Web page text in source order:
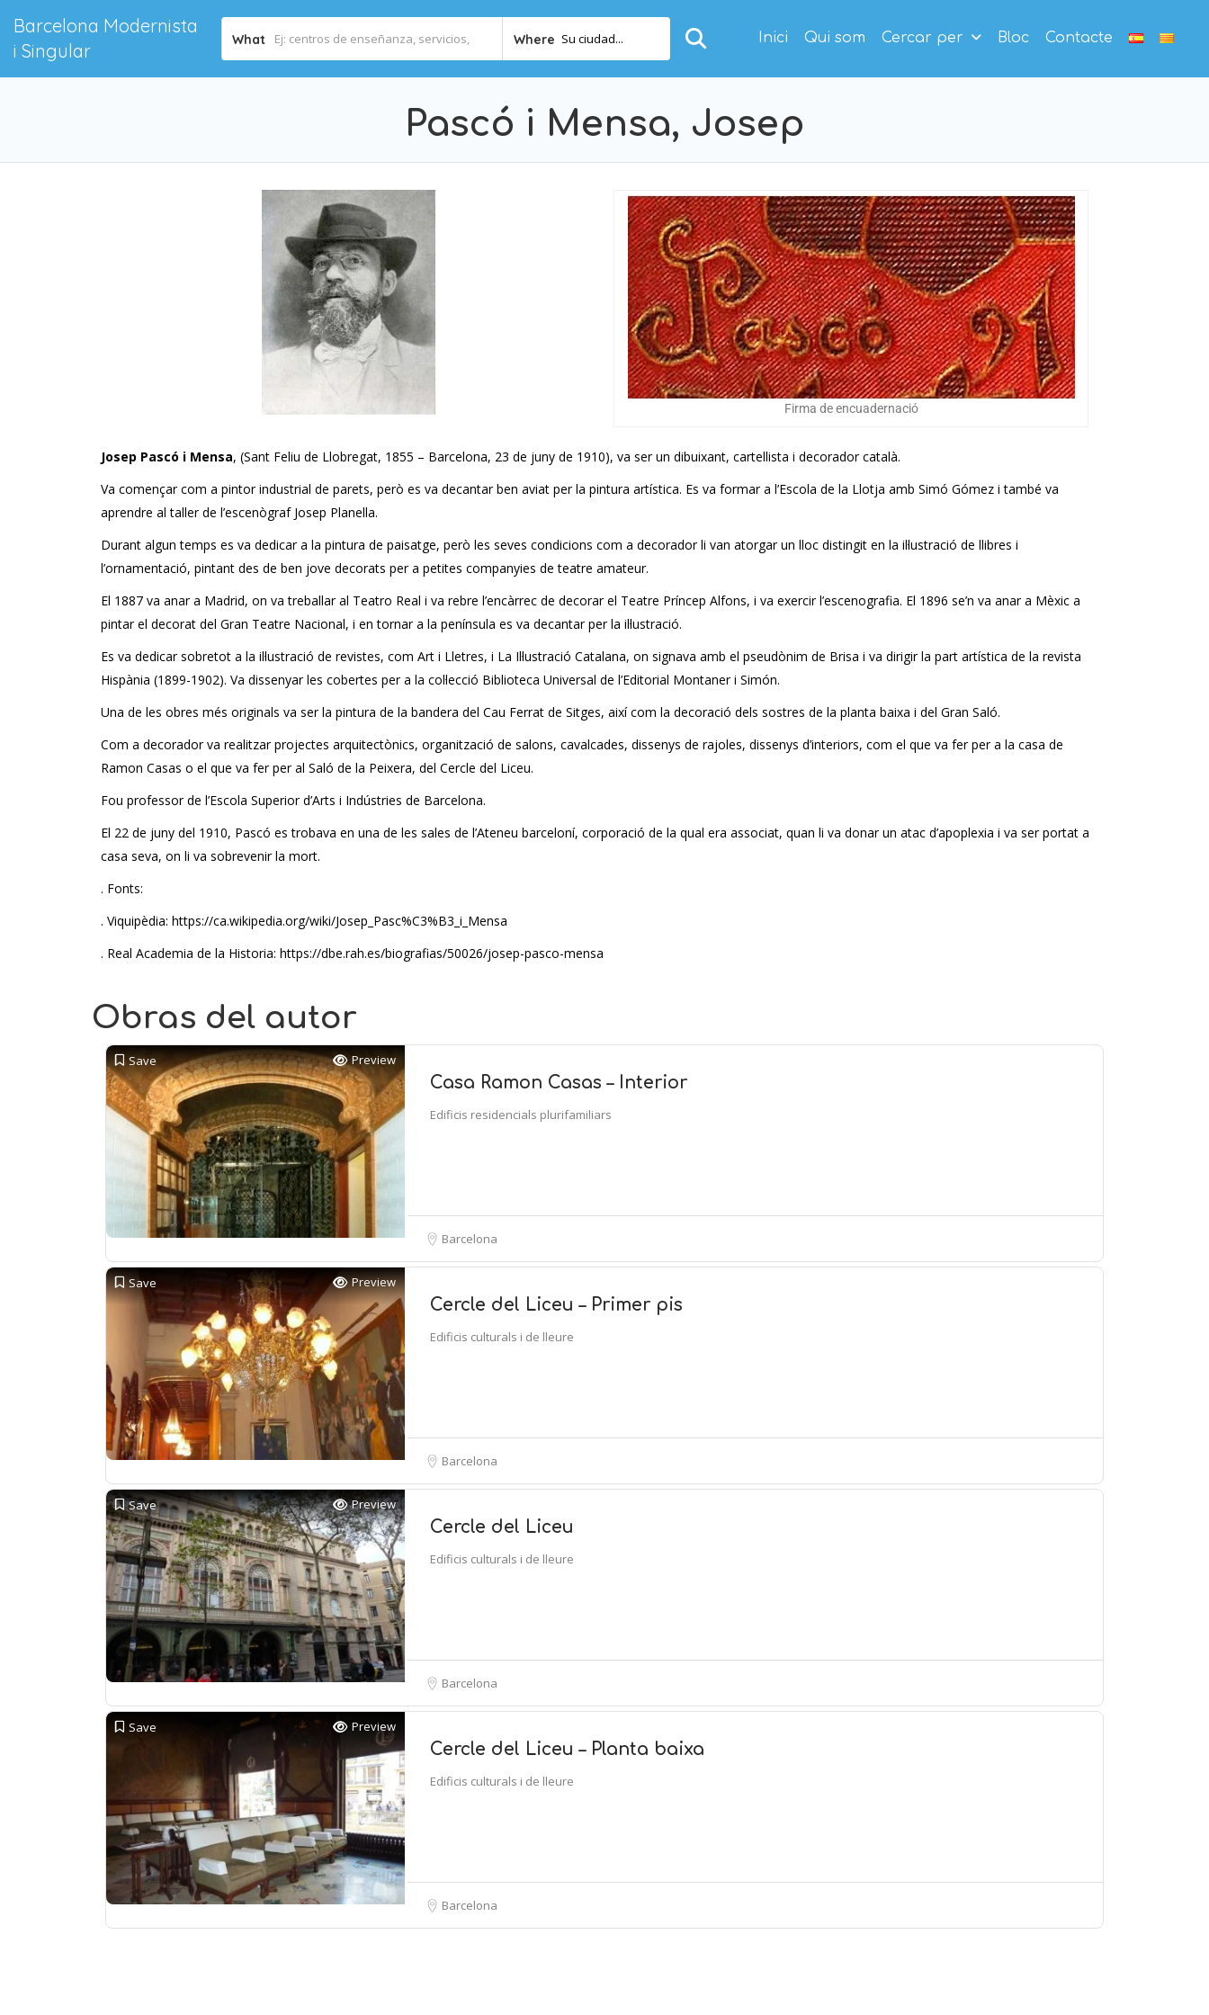
Barcelona Modernista
i Singular
What Where Su ciudad... Inici Qui som Cercar per Bloc Contacte
Pascó i Mensa, Josep
Firma de encuadernació
Josep Pascó i Mensa, (Sant Feliu de Llobregat, 1855 – Barcelona, ​​23 de juny de 1910), va ser un dibuixant, cartellista i decorador català.
Va començar com a pintor industrial de parets, però es va decantar ben aviat per la pintura artística. Es va formar a l’Escola de la Llotja amb Simó Gómez i també va
aprendre al taller de l’escenògraf Josep Planella.
Durant algun temps es va dedicar a la pintura de paisatge, però les seves condicions com a decorador li van atorgar un lloc distingit en la il·lustració de llibres i
l’ornamentació, pintant des de ben jove decorats per a petites companyies de teatre amateur.
El 1887 va anar a Madrid, on va treballar al Teatro Real i va rebre l’encàrrec de decorar el Teatre Príncep Alfons, i va exercir l’escenografia. El 1896 se’n va anar a Mèxic a
pintar el decorat del Gran Teatre Nacional, i en tornar a la península es va decantar per la il·lustració.
Es va dedicar sobretot a la il·lustració de revistes, com Art i Lletres, i La Il·lustració Catalana, on signava amb el pseudònim de Brisa i va dirigir la part artística de la revista
Hispània (1899-1902). Va dissenyar les cobertes per a la col·lecció Biblioteca Universal de l’Editorial Montaner i Simón.
Una de les obres més originals va ser la pintura de la bandera del Cau Ferrat de Sitges, així com la decoració dels sostres de la planta baixa i del Gran Saló.
Com a decorador va realitzar projectes arquitectònics, organització de salons, cavalcades, dissenys de rajoles, dissenys d’interiors, com el que va fer per a la casa de
Ramon Casas o el que va fer per al Saló de la Peixera, del Cercle del Liceu.
Fou professor de l’Escola Superior d’Arts i Indústries de Barcelona.
El 22 de juny del 1910, Pascó es trobava en una de les sales de l’Ateneu barceloní, corporació de la qual era associat, quan li va donar un atac d’apoplexia i va ser portat a
casa seva, on li va sobrevenir la mort.
. Fonts:
. Viquipèdia: https://ca.wikipedia.org/wiki/Josep_Pasc%C3%B3_i_Mensa
. Real Academia de la Historia: https://dbe.rah.es/biografias/50026/josep-pasco-mensa
Obras del autor
Save Preview
Casa Ramon Casas – Interior
Edificis residencials plurifamiliars
Barcelona
Save Preview
Cercle del Liceu – Primer pis
Edificis culturals i de lleure
Barcelona
Save Preview
Cercle del Liceu
Edificis culturals i de lleure
Barcelona
Save Preview
Cercle del Liceu – Planta baixa
Edificis culturals i de lleure
Barcelona